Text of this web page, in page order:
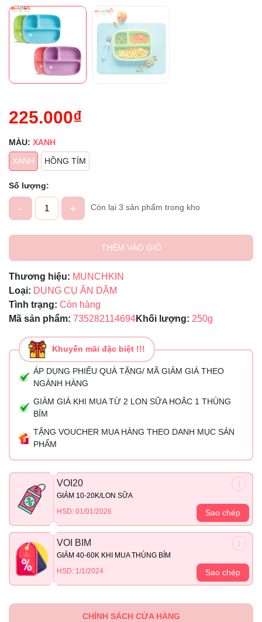
225.000₫
MÀU: XANH
XANH
HỒNG TÍM
Số lượng:
- + Còn lại 3 sản phẩm trong kho
THÊM VÀO GIỎ
Thương hiệu: MUNCHKIN
Loại: DỤNG CỤ ĂN DẶM
Tình trạng: Còn hàng
Mã sản phẩm: 735282114694Khối lượng: 250g
Khuyến mãi đặc biệt !!!
ÁP DỤNG PHIẾU QUÀ TẶNG/ MÃ GIẢM GIÁ THEO
NGÀNH HÀNG
GIẢM GIÁ KHI MUA TỪ 2 LON SỮA HOẶC 1 THÙNG
BỈM
TẶNG VOUCHER MUA HÀNG THEO DANH MỤC SẢN
PHẨM
VOI20
GIẢM 10-20K/LON SỮA
HSD: 01/01/2026
Sao chép
VOI BIM
GIẢM 40-60K KHI MUA THÙNG BỈM
HSD: 1/1/2024
Sao chép
Ngày hết hạn:
Điều kiện:
CHÍNH SÁCH CỬA HÀNG